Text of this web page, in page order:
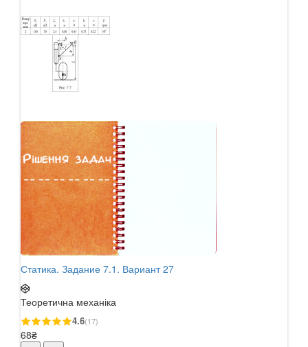
Статика. Задание 7.1. Вариант 27
Теоретична механіка
4.6(17)
68₴